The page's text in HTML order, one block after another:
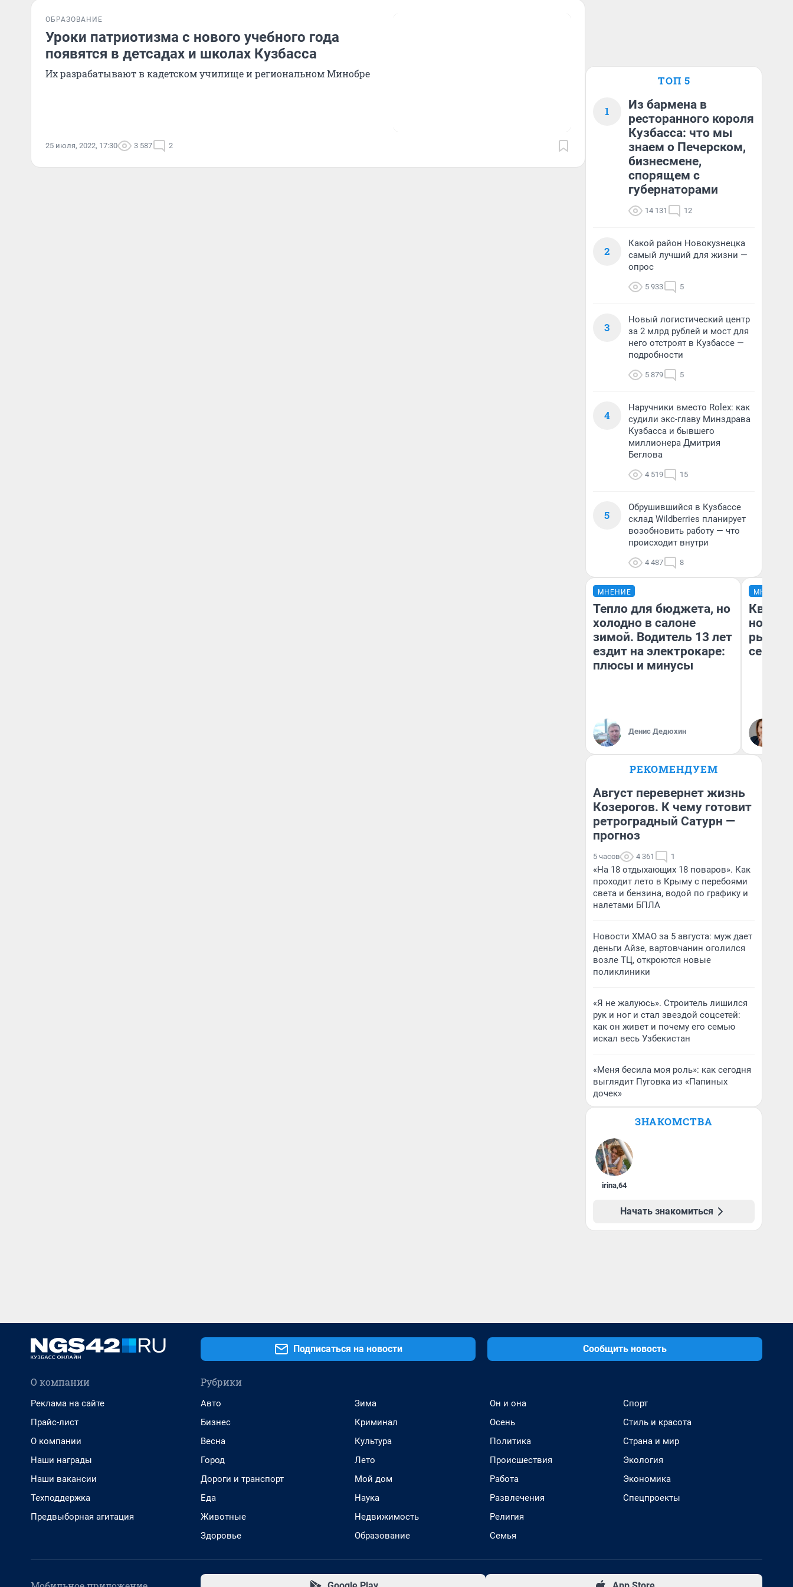
ОБРАЗОВАНИЕ
Уроки патриотизма с нового учебного года
появятся в детсадах и школах Кузбасса
Их разрабатывают в кадетском училище и региональном Минобре
25 июля, 2022, 17:30 3 587 2
ТОП 5
1
Из бармена в
ресторанного короля
Кузбасса: что мы
знаем о Печерском,
бизнесмене,
спорящем с
губернаторами
14 131 12
2
Какой район Новокузнецка
самый лучший для жизни —
опрос
5 933 5
3
Новый логистический центр
за 2 млрд рублей и мост для
него отстроят в Кузбассе —
подробности
5 879 5
4
Наручники вместо Rolex: как
судили экс-главу Минздрава
Кузбасса и бывшего
миллионера Дмитрия
Беглова
4 519 15
5
Обрушившийся в Кузбассе
склад Wildberries планирует
возобновить работу — что
происходит внутри
4 487 8
МНЕНИЕ
Тепло для бюджета, но
холодно в салоне
зимой. Водитель 13 лет
ездит на электрокаре:
плюсы и минусы
Денис Дедюхин
МНЕНИЕ
но
рынок
РЕКОМЕНДУЕМ
Август перевернет жизнь
Козерогов. К чему готовит
ретроградный Сатурн —
прогноз
5 часов 4 361 1
«На 18 отдыхающих 18 поваров». Как
проходит лето в Крыму с перебоями
света и бензина, водой по графику и
налетами БПЛА
Новости ХМАО за 5 августа: муж дает
деньги Айзе, вартовчанин оголился
возле ТЦ, откроются новые
поликлиники
«Я не жалуюсь». Строитель лишился
рук и ног и стал звездой соцсетей:
как он живет и почему его семью
искал весь Узбекистан
«Меня бесила моя роль»: как сегодня
выглядит Пуговка из «Папиных
дочек»
ЗНАКОМСТВА
irina,64
Начать знакомиться
Подписаться на новости Сообщить новость
О компании
Реклама на сайте
Прайс-лист
О компании
Наши награды
Наши вакансии
Техподдержка
Предвыборная агитация
Рубрики
Авто
Бизнес
Весна
Город
Дороги и транспорт
Еда
Животные
Здоровье
Зима
Криминал
Культура
Лето
Мой дом
Наука
Недвижимость
Образование
Он и она
Осень
Политика
Происшествия
Работа
Развлечения
Религия
Семья
Спорт
Стиль и красота
Страна и мир
Экология
Экономика
Спецпроекты